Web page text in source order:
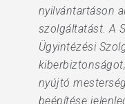
nyilvántartáson
szolgáltatást. A
Ügyintézési
nyújtó
beépítése